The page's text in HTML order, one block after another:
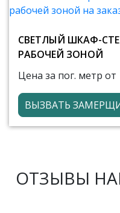
СВЕТЛЫЙ ШКАФ-
РАБОЧЕЙ ЗОНОЙ
Цена за пог. метр от
ВЫЗВАТЬ
ОТЗЫВЫ